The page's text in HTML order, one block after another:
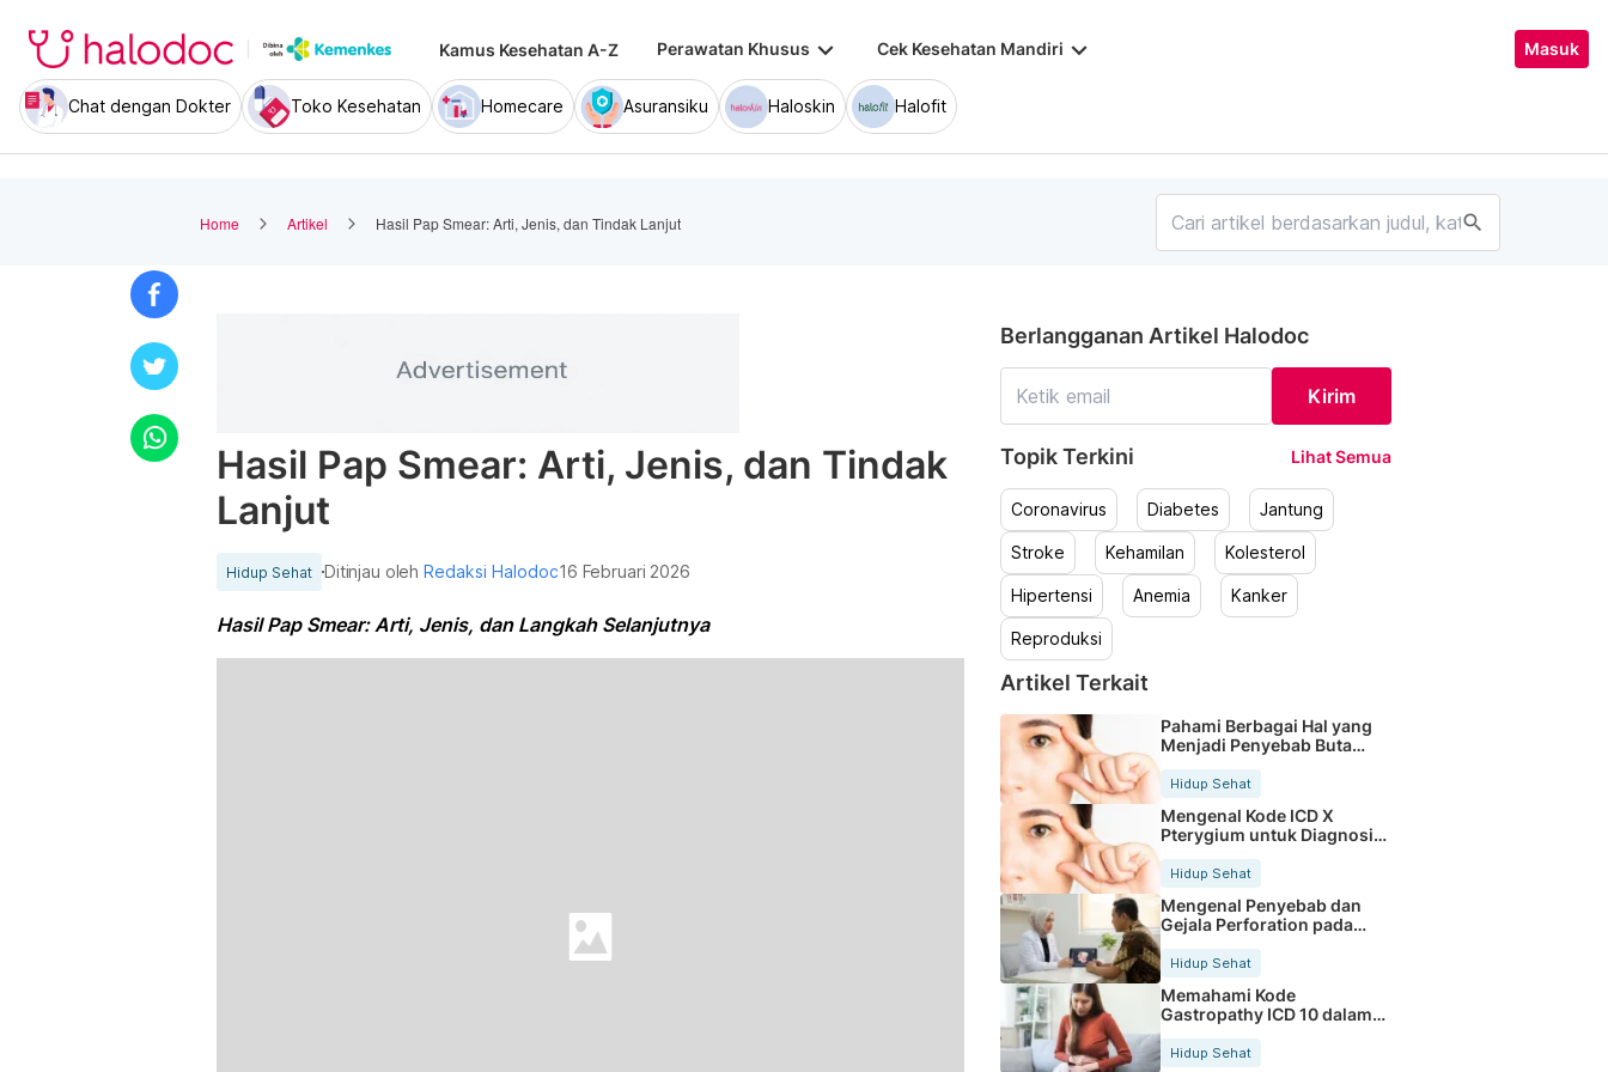
Kamus Kesehatan A-Z Perawatan Khusus keyboard_arrow_down Cek Kesehatan Mandiri keyboard_arrow_down Masuk
Chat dengan Dokter Toko Kesehatan Homecare Asuransiku Haloskin Halofit
Home Artikel Hasil Pap Smear: Arti, Jenis, dan Tindak Lanjut search
Hasil Pap Smear: Arti, Jenis, dan Tindak
Lanjut
Hidup Sehat Ditinjau olehRedaksi Halodoc16 Februari 2026
Hasil Pap Smear: Arti, Jenis, dan Langkah Selanjutnya
Berlangganan Artikel Halodoc
Kirim
Topik Terkini Lihat Semua
Coronavirus Diabetes Jantung
Stroke Kehamilan Kolesterol
Hipertensi Anemia Kanker
Reproduksi
Artikel Terkait
Pahami Berbagai Hal yang
Menjadi Penyebab Buta
Hidup Sehat
Mengenal Kode ICD X
Pterygium untuk Diagnosis
Hidup Sehat
Mengenal Penyebab dan
Gejala Perforation pada
Tubuh
Hidup Sehat
Memahami Kode
Gastropathy ICD 10 dalam
Rekam Medis Pasien
Hidup Sehat